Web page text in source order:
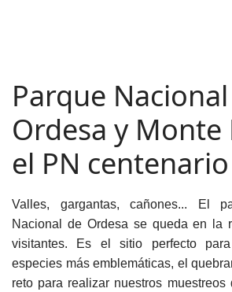
Parque
Ordesa y Monte
el PN centenario
Valles, gargantas, cañones... El
Nacional de Ordesa se queda en la
visitantes. Es el sitio perfecto
especies más emblemáticas, el
reto para realizar nuestros muestreos